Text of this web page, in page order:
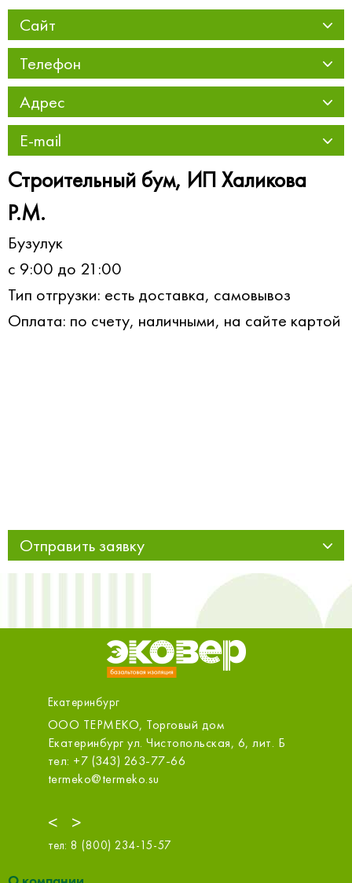
Сайт
Телефон
Адрес
E-mail
Строительный бум, ИП Халикова
Р.М.
Бузулук
c 9:00 до 21:00
Тип отгрузки: есть доставка, самовывоз
Оплата: по счету, наличными, на сайте картой
Отправить заявку
Екатеринбург
<
Торговый дом
ул. Чистопольская, 6, лит. Б
263-77-66
ОБИ (Карнавал)
Екатеринбург ул.
>
тел: 8 (800) 234-15-57